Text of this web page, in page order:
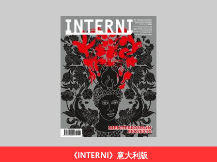
《INTERNI设计时代》杂志